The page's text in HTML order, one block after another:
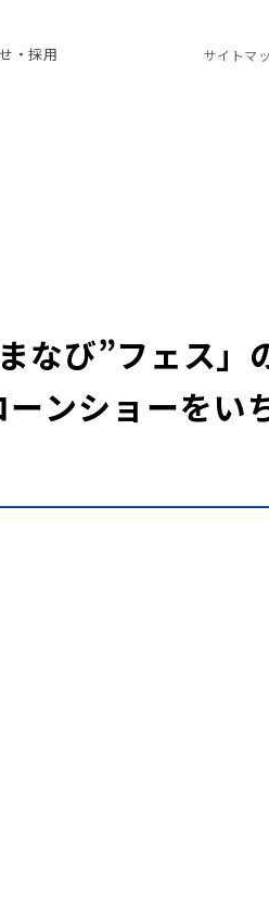
・採用 サイトマ
なび”フェス」
ンショーをい